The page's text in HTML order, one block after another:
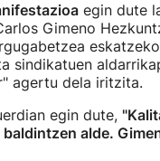
egin dute
Gimeno
sindikatuen
agertu dela iritzita.
egin dute,
alde.